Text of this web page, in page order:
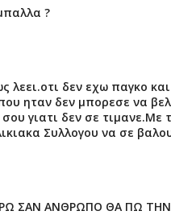
?
λεει.οτι δεν εχω παγκο
ηταν δεν μπορεσε να
γιατι δεν σε
Συλλογου να σε
ΣΑΝ ΑΝΘΡΩΠΟ ΘΑ ΠΩ